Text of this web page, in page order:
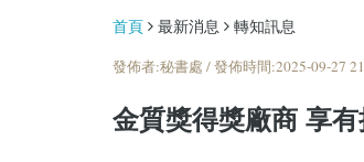
首頁 最新消息 轉知訊息
發佈者:秘書處 / 發佈時間:2025-09-27
金質獎得獎廠商 享